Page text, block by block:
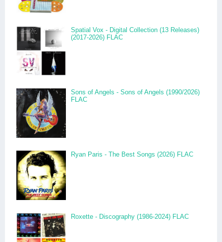
Spatial Vox - Digital Collection (13 Releases)
(2017-2026) FLAC
Sons of Angels - Sons of Angels (1990/2026)
FLAC
Ryan Paris - The Best Songs (2026) FLAC
Roxette - Discography (1986-2024) FLAC